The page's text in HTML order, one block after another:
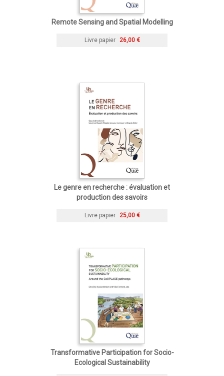
Remote Sensing and Spatial Modelling
Livre papier 26,00 €
Le genre en recherche : évaluation et
production des savoirs
Livre papier 25,00 €
Transformative Participation for Socio-
Ecological Sustainability